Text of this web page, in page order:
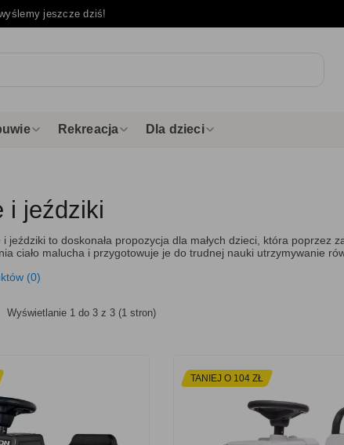
jeszcze dziś!
Rekreacja Dla dzieci
i jeździki
jeździki to doskonała propozycja dla małych dzieci, która poprzez
ciało malucha i przygotowuje je do trudnej nauki utrzymywanie
(0)
Wyświetlanie 1 do 3 z 3 (1 stron)
TANIEJ O 104 ZŁ